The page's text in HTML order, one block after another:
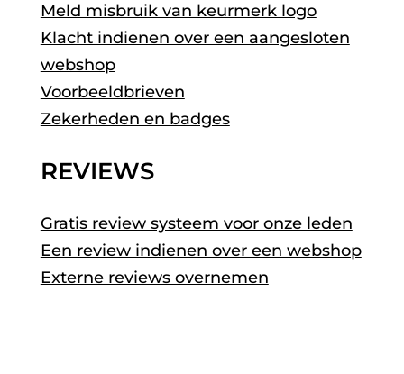
Meld misbruik van keurmerk logo
Klacht indienen over een aangesloten
webshop
Voorbeeldbrieven
Zekerheden en badges
REVIEWS
Gratis review systeem voor onze leden
Een review indienen over een webshop
Externe reviews overnemen